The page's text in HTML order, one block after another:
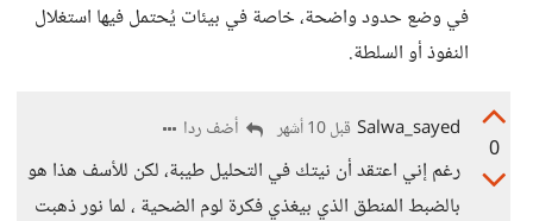
في وضع حدود واضحة، خاصة في بيئات يُحتمل فيها استغلال
النفوذ أو السلطة.
0
Salwa_sayed قبل 10 أشهر أضف ردا
رغم إني اعتقد أن نيتك في التحليل طيبة، لكن للأسف هذا هو
بالضبط المنطق الذي بيغذي فكرة لوم الضحية ، لما نور ذهبت